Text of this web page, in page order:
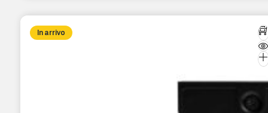
In arrivo